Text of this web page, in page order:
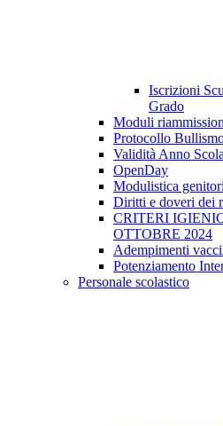
Iscrizioni
Grado
Moduli
Protocollo
Validità Anno
OpenDay
Modulistica genitori
Diritti e doveri dei
CRITERI
OTTOBRE 2024
Adempimenti
Potenziamento
Personale scolastico